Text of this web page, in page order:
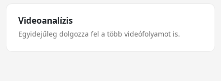
Videoanalízis
Egyidejűleg dolgozza fel a több videófolyamot is.